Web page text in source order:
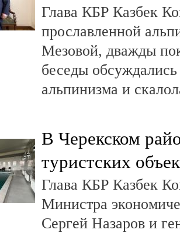
Глава КБР Казбек
прославленной
Мезовой, дважды
беседы
альпинизма и
В Черекском
туристских
Глава КБР Казбек
Министра
Сергей Назаров и